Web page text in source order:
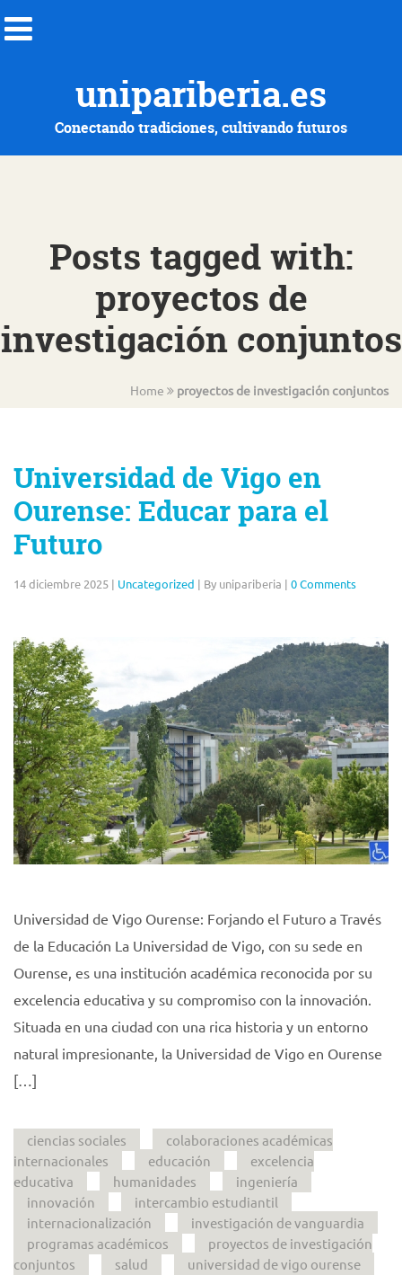
unipariberia.es
Conectando tradiciones, cultivando futuros
Posts tagged with:
proyectos de
investigación conjuntos
Home proyectos de investigación conjuntos
Universidad de Vigo en
Ourense: Educar para el
Futuro
14 diciembre 2025 | Uncategorized | By unipariberia | 0 Comments
Universidad de Vigo Ourense: Forjando el Futuro a Través
de la Educación La Universidad de Vigo, con su sede en
Ourense, es una institución académica reconocida por su
excelencia educativa y su compromiso con la innovación.
Situada en una ciudad con una rica historia y un entorno
natural impresionante, la Universidad de Vigo en Ourense
[…]
ciencias sociales
colaboraciones académicas
internacionales
educación
excelencia
educativa
humanidades
ingeniería
innovación
intercambio estudiantil
internacionalización
investigación de vanguardia
programas académicos
proyectos de investigación
conjuntos
salud universidad de vigo ourense